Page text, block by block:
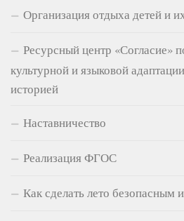
Организация отдыха детей и
Ресурсный центр «Согласие»
культурной и языковой
историей
Наставничество
Реализация ФГОС
Как сделать лето безопасным